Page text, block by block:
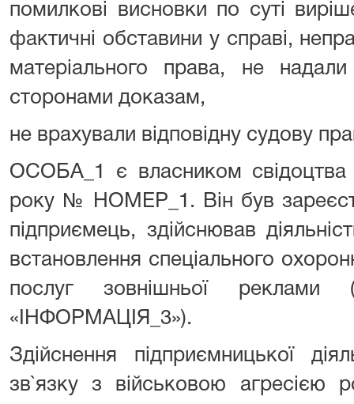
помилкові висновки по суті
фактичні обставини у справі,
матеріального права, не
сторонами доказам,
не врахували відповідну судову
ОСОБА_1 є власником свідоцтва
року № НОМЕР_1. Він був
підприємець, здійснював
встановлення спеціального
послуг зовнішньої реклами
«ІНФОРМАЦІЯ_3»).
Здійснення підприємницької
зв`язку з військовою агресією